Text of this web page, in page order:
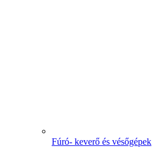
Fúró- keverő és vésőgépek